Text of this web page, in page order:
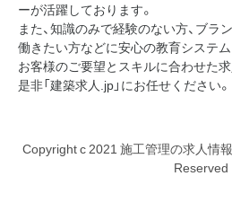
ーが活躍しております。
また、知識のみで経験のない方、ブラ
働きたい方などに安心の教育システム
お客様のご要望とスキルに合わせた
是非「建築求人.jp」にお任せください。
Copyright c 2021 施工管理の求人情
Reserved